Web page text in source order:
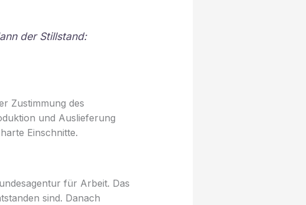
der Stillstand:
Zustimmung des
und Auslieferung
Einschnitte.
für Arbeit. Das
sind. Danach